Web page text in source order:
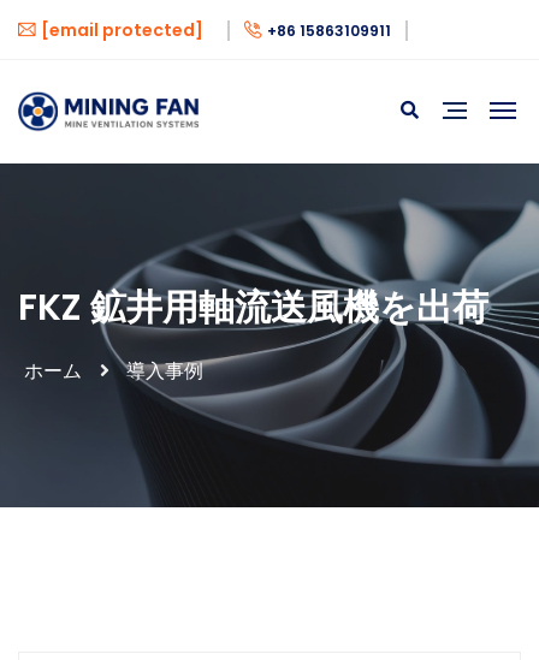
[email protected] +86 15863109911
FKZ 鉱井用軸流送風機を出荷
ホーム 導入事例